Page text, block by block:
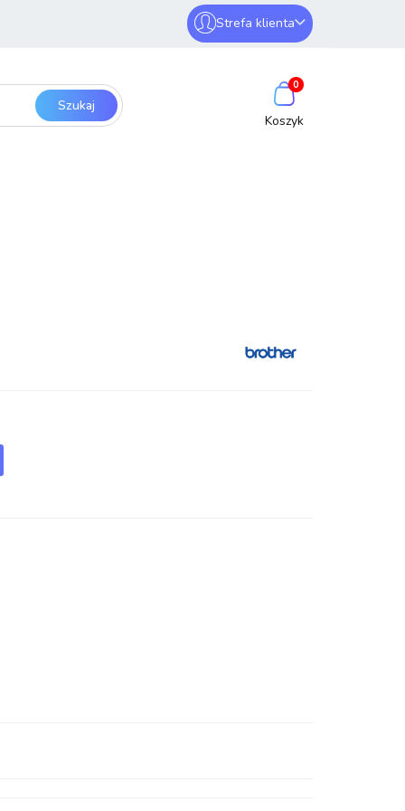
Strefa klienta
Zaloguj się
Zarejestruj się
Dodaj zgłoszenie
0